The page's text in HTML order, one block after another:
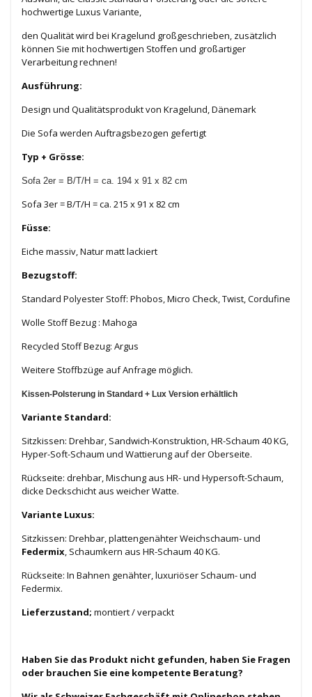
hochwertige Luxus Variante,
den Qualität wird bei Kragelund großgeschrieben, zusätzlich
können Sie mit hochwertigen Stoffen und großartiger
Verarbeitung rechnen!
Ausführung:
Design und Qualitätsprodukt von Kragelund, Dänemark
Die Sofa werden Auftragsbezogen gefertigt
Typ + Grösse:
Sofa 2er = B/T/H = ca. 194 x 91 x 82 cm
Sofa 3er = B/T/H = ca. 215 x 91 x 82 cm
Füsse:
Eiche massiv, Natur matt lackiert
Bezugstoff:
Standard Polyester Stoff: Phobos, Micro Check, Twist, Cordufine
Wolle Stoff Bezug : Mahoga
Recycled Stoff Bezug: Argus
Weitere Stoffbzüge auf Anfrage möglich.
Kissen-Polsterung in Standard + Lux Version erhältlich
Variante Standard:
Sitzkissen: Drehbar, Sandwich-Konstruktion, HR-Schaum 40 KG,
Hyper-Soft-Schaum und Wattierung auf der Oberseite.
Rückseite: drehbar, Mischung aus HR- und Hypersoft-Schaum,
dicke Deckschicht aus weicher Watte.
Variante Luxus:
Sitzkissen: Drehbar, plattengenähter Weichschaum- und
Federmix , Schaumkern aus HR-Schaum 40 KG.
Rückseite: In Bahnen genähter, luxuriöser Schaum- und
Federmix.
Lieferzustand; montiert / verpackt
Haben Sie das Produkt nicht gefunden, haben Sie Fragen
oder brauchen Sie eine kompetente Beratung?